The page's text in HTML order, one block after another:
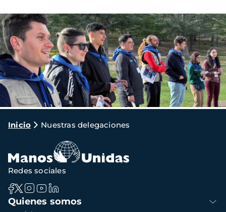
Imagen
Ruta
navegación
Inicio Nuestras delegaciones
Navegación
principal
Quienes somos
Redes sociales